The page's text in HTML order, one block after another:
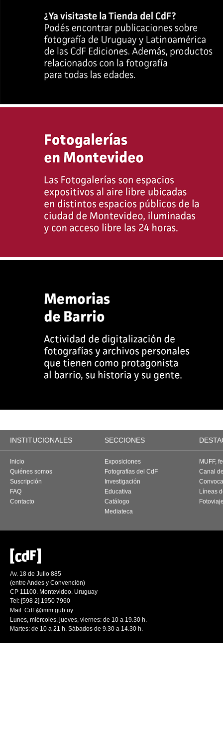
INSTITUCIONALES SECCIONES
Inicio
Quiénes somos
Suscripción
FAQ
Contacto
Exposiciones
Fotografías del CdF
Investigación
Educativa
Catálogo
Mediateca
MUFF,
Canal
Líneas
Av. 18 de Julio 885
(entre Andes y Convención)
CP 11100. Montevideo. Uruguay
Tel: [598 2] 1950 7960
Mail: CdF@imm.gub.uy
Lunes, miércoles, jueves, viernes: de 10 a 19.30 h.
Martes: de 10 a 21 h. Sábados de 9.30 a 14.30 h.